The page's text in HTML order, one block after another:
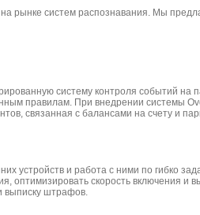
рынке систем распознавания. Мы
систему контроля событий на
правилам. При внедрении системы
связанная с балансами на счету и
устройств и работа с ними по гибко
оптимизировать скорость включения и
выписку штрафов.